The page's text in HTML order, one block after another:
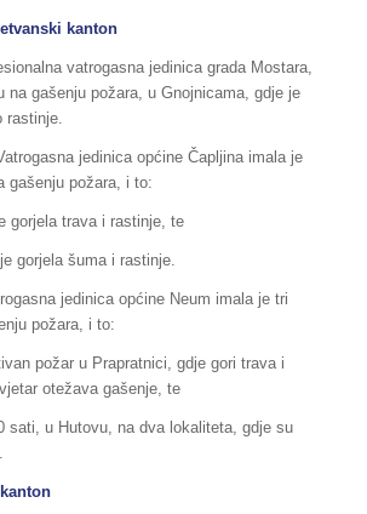
kanton
vatrogasna jedinica grada Mostara,
na gašenju požara, u Gnojnicama, gdje je
rastinje.
jedinica općine Čapljina imala je
gašenju požara, i to:
gorjela trava i rastinje, te
gorjela šuma i rastinje.
jedinica općine Neum imala je tri
požara, i to:
požar u Prapratnici, gdje gori trava i
otežava gašenje, te
sati, u Hutovu, na dva lokaliteta, gdje su